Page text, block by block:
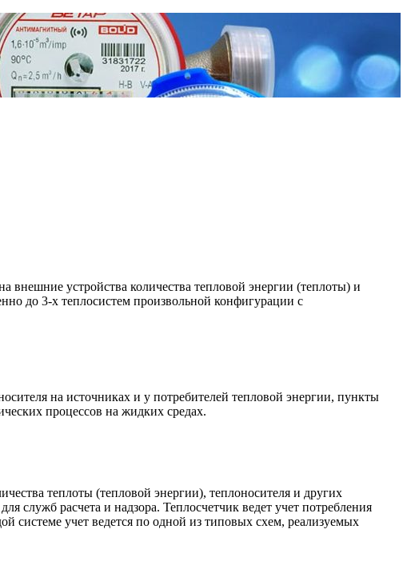
устройства количества тепловой энергии (теплоты) и
до 3-х теплосистем произвольной конфигурации с
на источниках и у потребителей тепловой энергии, пункты
процессов на жидких средах.
теплоты (тепловой энергии), теплоносителя и других
служб расчета и надзора. Теплосчетчик ведет учет потребления
системе учет ведется по одной из типовых схем, реализуемых